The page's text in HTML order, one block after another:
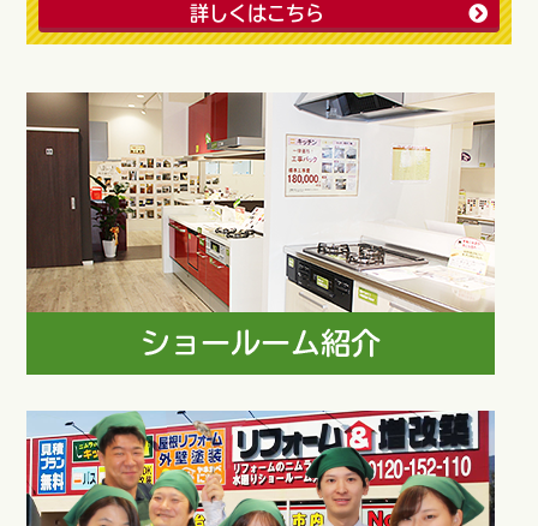
詳しくはこちら